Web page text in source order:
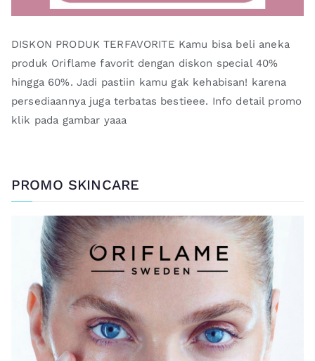
DISKON PRODUK TERFAVORITE Kamu bisa beli aneka
produk Oriflame favorit dengan diskon special 40%
hingga 60%. Jadi pastiin kamu gak kehabisan! karena
persediaannya juga terbatas bestieee. Info detail promo
klik pada gambar yaaa
PROMO SKINCARE